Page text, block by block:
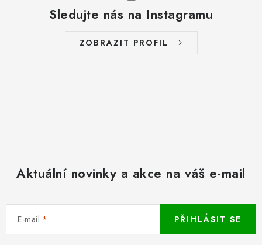
Sledujte nás na Instagramu
ZOBRAZIT PROFIL
Aktuální novinky a akce na váš e-mail
E-mail PŘIHLÁSIT SE